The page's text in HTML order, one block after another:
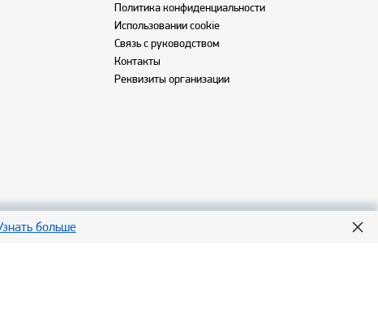
Политика конфиденциальности
Использовании cookie
Связь с руководством
Контакты
Реквизиты организации
больше